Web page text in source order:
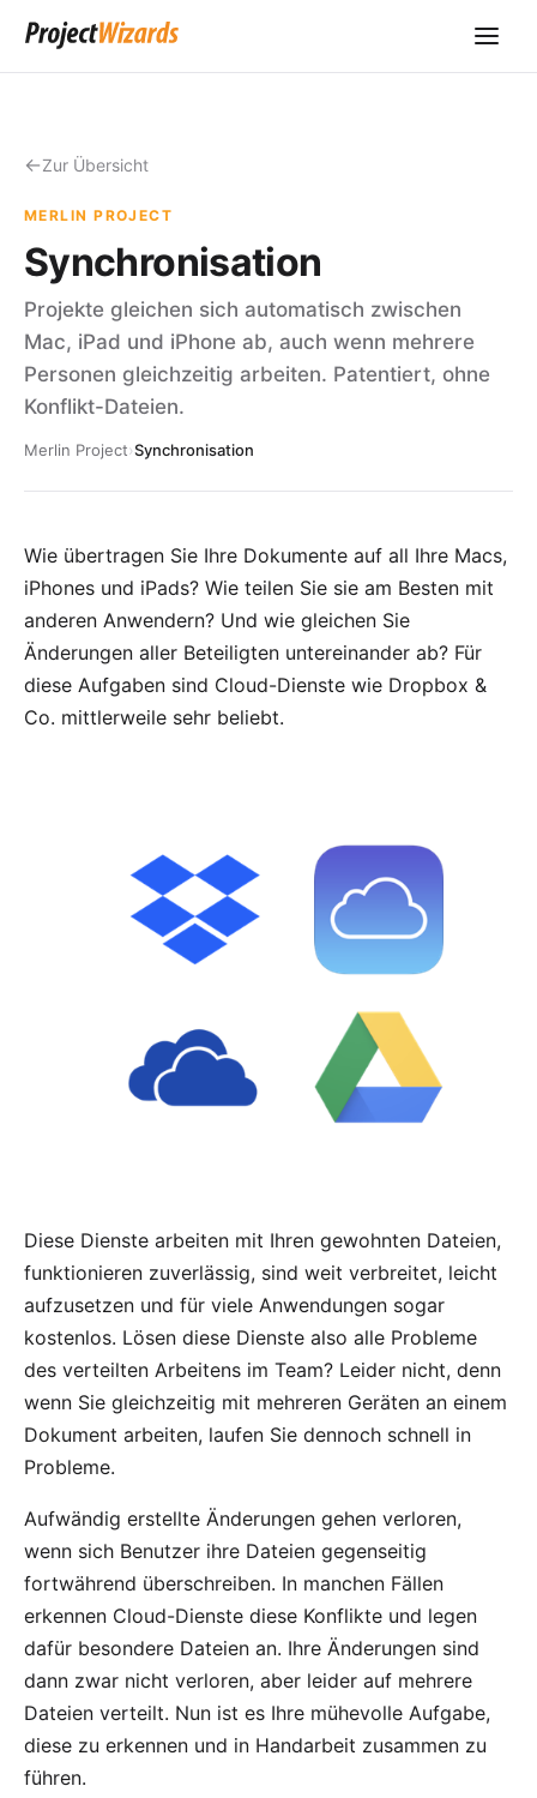
Zur Übersicht
MERLIN PROJECT
Synchronisation
Projekte gleichen sich automatisch zwischen
Mac, iPad und iPhone ab, auch wenn mehrere
Personen gleichzeitig arbeiten. Patentiert, ohne
Konflikt-Dateien.
Merlin Project›Synchronisation
Wie übertragen Sie Ihre Dokumente auf all Ihre Macs,
iPhones und iPads? Wie teilen Sie sie am Besten mit
anderen Anwendern? Und wie gleichen Sie
Änderungen aller Beteiligten untereinander ab? Für
diese Aufgaben sind Cloud-Dienste wie Dropbox &
Co. mittlerweile sehr beliebt.
Diese Dienste arbeiten mit Ihren gewohnten Dateien,
funktionieren zuverlässig, sind weit verbreitet, leicht
aufzusetzen und für viele Anwendungen sogar
kostenlos. Lösen diese Dienste also alle Probleme
des verteilten Arbeitens im Team? Leider nicht, denn
wenn Sie gleichzeitig mit mehreren Geräten an einem
Dokument arbeiten, laufen Sie dennoch schnell in
Probleme.
Aufwändig erstellte Änderungen gehen verloren,
wenn sich Benutzer ihre Dateien gegenseitig
fortwährend überschreiben. In manchen Fällen
erkennen Cloud-Dienste diese Konflikte und legen
dafür besondere Dateien an. Ihre Änderungen sind
dann zwar nicht verloren, aber leider auf mehrere
Dateien verteilt. Nun ist es Ihre mühevolle Aufgabe,
diese zu erkennen und in Handarbeit zusammen zu
führen.